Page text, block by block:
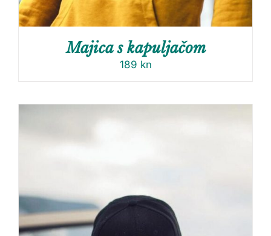
Majica s kapuljačom
189 kn